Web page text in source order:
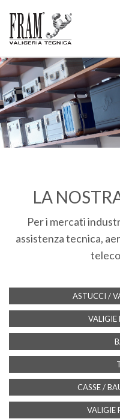
LA
Per i mercati
assistenza tecnica,
ASTUCCI /
VALIGIE
CASSE /
VALIGIE